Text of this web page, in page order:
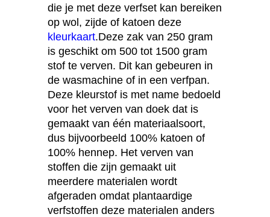
die je met deze verfset kan bereiken
op wol, zijde of katoen deze
kleurkaart.Deze zak van 250 gram
is geschikt om 500 tot 1500 gram
stof te verven. Dit kan gebeuren in
de wasmachine of in een verfpan.
Deze kleurstof is met name bedoeld
voor het verven van doek dat is
gemaakt van één materiaalsoort,
dus bijvoorbeeld 100% katoen of
100% hennep. Het verven van
stoffen die zijn gemaakt uit
meerdere materialen wordt
afgeraden omdat plantaardige
verfstoffen deze materialen anders